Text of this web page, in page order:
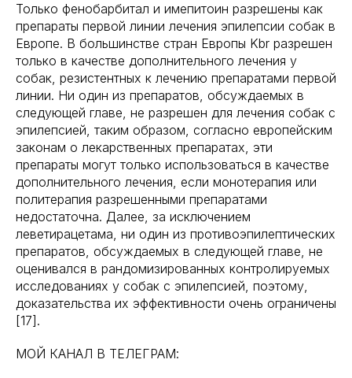
Только фенобарбитал и имепитоин разрешены как
препараты первой линии лечения эпилепсии собак в
Европе. В большинстве стран Европы Kbr разрешен
только в качестве дополнительного лечения у
собак, резистентных к лечению препаратами первой
линии. Ни один из препаратов, обсуждаемых в
следующей главе, не разрешен для лечения собак с
эпилепсией, таким образом, согласно европейским
законам о лекарственных препаратах, эти
препараты могут только использоваться в качестве
дополнительного лечения, если монотерапия или
политерапия разрешенными препаратами
недостаточна. Далее, за исключением
леветирацетама, ни один из противоэпилептических
препаратов, обсуждаемых в следующей главе, не
оценивался в рандомизированных контролируемых
исследованиях у собак с эпилепсией, поэтому,
доказательства их эффективности очень ограничены
[17].
МОЙ КАНАЛ В ТЕЛЕГРАМ: